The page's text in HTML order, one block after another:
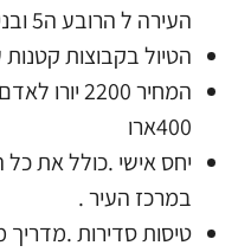
העירה ל הרובע ה5 ובנין בית משפט העליון.
הטיול בקבוצות קטנות עד 16
המחיר
400ארו
יחס אישי .כולל את
במרכז העיר .
טיסות סדירות .מדריך